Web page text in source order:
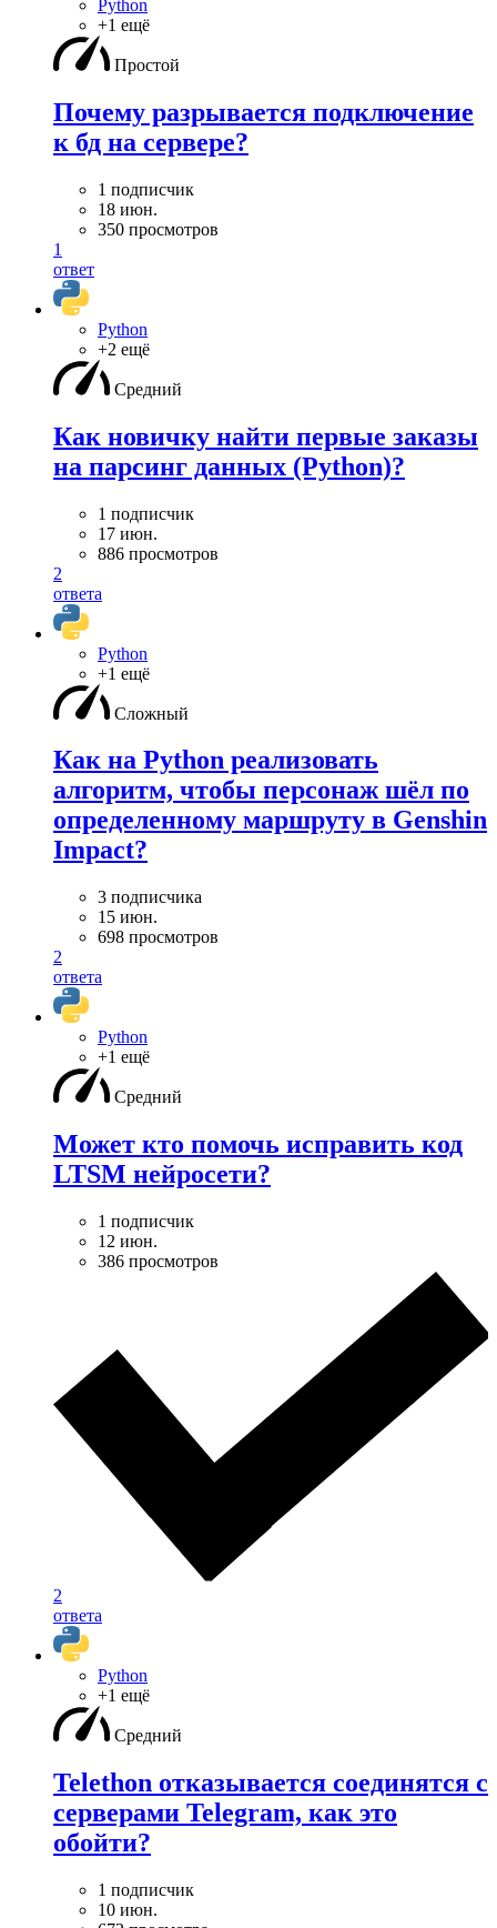
Python
+1 ещё
Простой
Почему разрывается подключение
к бд на сервере?
1 подписчик
18 июн.
350 просмотров
1
ответ
Python
+2 ещё
Средний
Как новичку найти первые заказы
на парсинг данных (Python)?
1 подписчик
17 июн.
886 просмотров
2
ответа
Python
+1 ещё
Сложный
Как на Python реализовать
алгоритм, чтобы персонаж шёл по
определенному маршруту в Genshin
Impact?
3 подписчика
15 июн.
698 просмотров
2
ответа
Python
+1 ещё
Средний
Может кто помочь исправить код
LTSM нейросети?
1 подписчик
12 июн.
386 просмотров
2
ответа
Python
+1 ещё
Средний
Telethon отказывается соединятся с
серверами Telegram, как это
обойти?
1 подписчик
10 июн.